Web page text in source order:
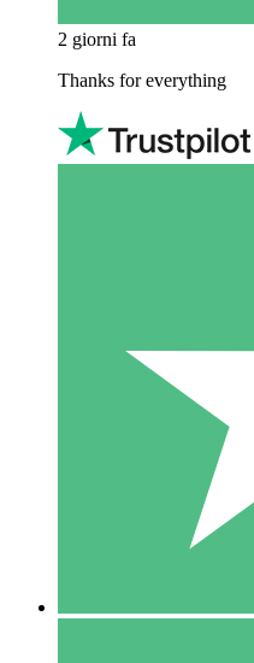
2 giorni fa
Thanks for everything